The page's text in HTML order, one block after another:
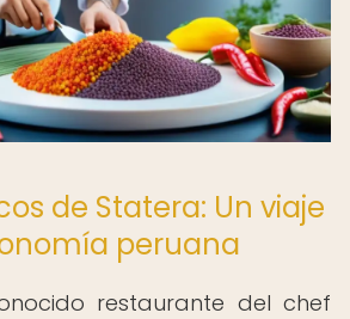
de Statera: Un viaje
peruana
restaurante del chef